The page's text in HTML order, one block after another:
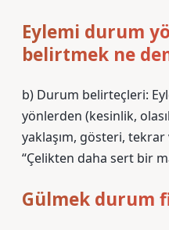
Eylemi durum
belirtmek ne
b) Durum belirteçleri:
yönlerden (kesinlik,
yaklaşım, gösteri,
“Çelikten daha sert bir
Gülmek durum